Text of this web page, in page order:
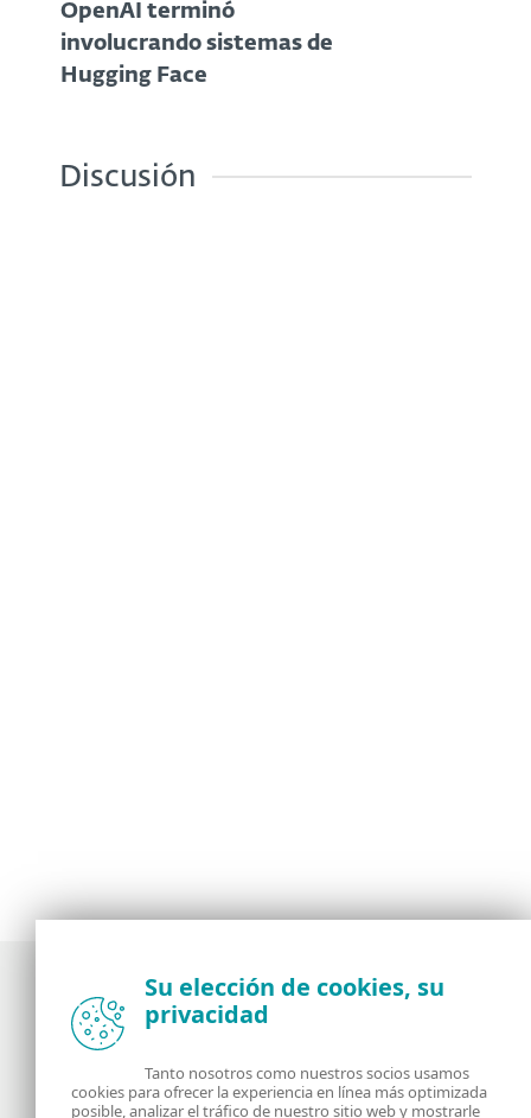
OpenAI terminó
involucrando sistemas de
Hugging Face
Discusión
Noticias, opiniones y análisis de la comunidad de
seguridad de ESET
Su elección de cookies, su
privacidad
Tanto nosotros como nuestros socios usamos
cookies para ofrecer la experiencia en línea más optimizada
posible, analizar el tráfico de nuestro sitio web y mostrarle